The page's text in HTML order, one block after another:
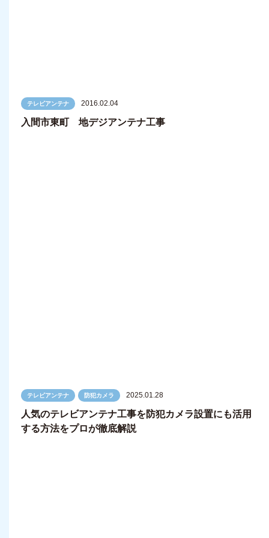
テレビアンテナ 2016.02.04
入間市東町 地デジアンテナ工事
テレビアンテナ 防犯カメラ 2025.01.28
人気のテレビアンテナ工事を防犯カメラ設置にも活用
する方法をプロが徹底解説